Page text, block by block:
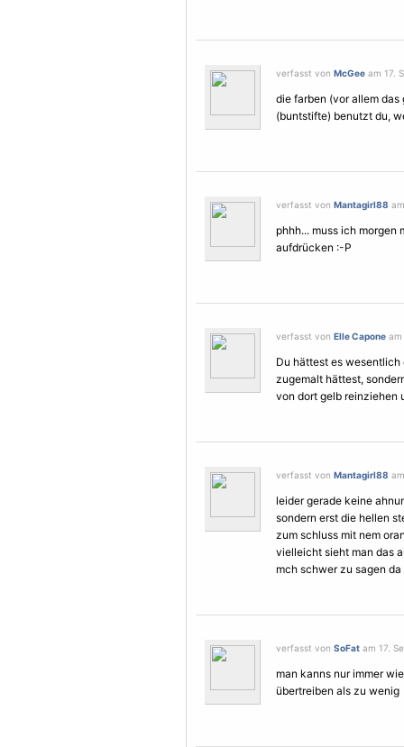
verfasst von McGee am 17.
die farben (vor allem
(buntstifte) benutzt du,
verfasst von Mantagirl88
phhh... muss ich
aufdrücken :-P
verfasst von Elle Capone am
Du hättest es
zugemalt hättest,
von dort gelb reinziehen
verfasst von Mantagirl88
leider gerade keine
sondern erst die hellen
zum schluss mit nem
vielleicht sieht man das
mch schwer zu sagen
verfasst von SoFat am 17.
man kanns nur immer
übertreiben als zu wenig